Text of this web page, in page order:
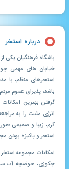
درباره استخر
خیابان های مهمی
استخرهای منظم، با
باشد، پذیرای عموم
گرفتن بهترین
انرژی مثبت را به
گرم، زیبا و صمیمی
استخر و پاکیزه بودن
امکانات مجموعه
جکوزی، حوضچه آب